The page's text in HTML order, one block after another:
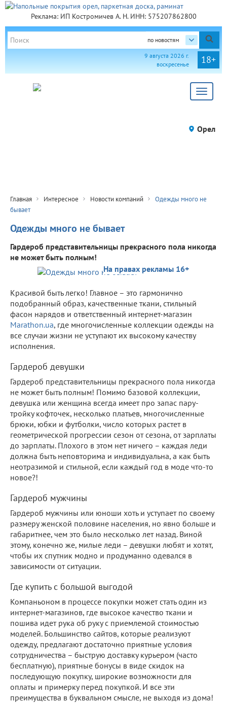
Реклама: ИП Костромичев А. Н. ИНН: 575207862800
по новостям
18+
9 августа 2026 г.
воскресенье
Toggle
Орел
Главная Интересное Новости компаний
Одежды много не
бывает
Одежды много не бывает
Гардероб представительницы прекрасного пола никогда
не может быть полным!
На правах рекламы 16+
Красивой быть легко! Главное – это гармонично
подобранный образ, качественные ткани, стильный
фасон нарядов и ответственный интернет-магазин
Marathon.ua, где многочисленные коллекции одежды на
все случаи жизни не уступают их высокому качеству
исполнения.
Гардероб девушки
Гардероб представительницы прекрасного пола никогда
не может быть полным! Помимо базовой коллекции,
девушка или женщина всегда имеет про запас пару-
тройку кофточек, несколько платьев, многочисленные
брюки, юбки и футболки, число которых растет в
геометрической прогрессии сезон от сезона, от зарплаты
до зарплаты. Плохого в этом нет ничего – каждая леди
должна быть неповторима и индивидуальна, а как быть
неотразимой и стильной, если каждый год в моде что-то
новое?!
Гардероб мужчины
Гардероб мужчины или юноши хоть и уступает по своему
размеру женской половине населения, но явно больше и
габаритнее, чем это было несколько лет назад. Виной
этому, конечно же, милые леди – девушки любят и хотят,
чтобы их спутник модно и продуманно одевался в
зависимости от ситуации.
Где купить с большой выгодой
Компаньоном в процессе покупки может стать один из
интернет-магазинов, где высокое качество ткани и
пошива идет рука об руку с приемлемой стоимостью
моделей. Большинство сайтов, которые реализуют
одежду, предлагают достаточно приятные условия
сотрудничества – быструю доставку курьером (часто
бесплатную), приятные бонусы в виде скидок на
последующую покупку, широкие возможности для
оплаты и примерку перед покупкой. И все эти
преимущества в буквальном смысле, не выходя из дома!